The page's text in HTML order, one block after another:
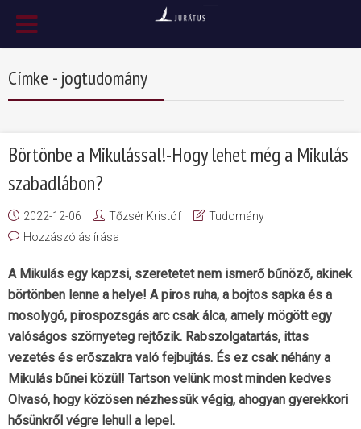
Címke - jogtudomány
Börtönbe a Mikulással!-Hogy lehet még a Mikulás
szabadlábon?
2022-12-06 Tőzsér Kristóf
Tudomány
Hozzászólás írása
A Mikulás egy kapzsi, szeretetet nem ismerő bűnöző, akinek
börtönben lenne a helye! A piros ruha, a bojtos sapka és a
mosolygó, pirospozsgás arc csak álca, amely mögött egy
valóságos szörnyeteg rejtőzik. Rabszolgatartás, ittas
vezetés és erőszakra való fejbujtás. És ez csak néhány a
Mikulás bűnei közül! Tartson velünk most minden kedves
Olvasó, hogy közösen nézhessük végig, ahogyan gyerekkori
hősünkről végre lehull a lepel.